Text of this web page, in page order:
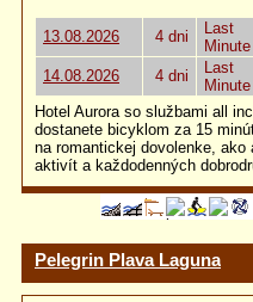
13.08.2026 4 dni
Last
Minute
14.08.2026 4 dni
Last
Minute
Hotel Aurora so službami all
dostanete bicyklom za 15
na romantickej dovolenke,
aktivít a každodenných
Pelegrin Plava Laguna